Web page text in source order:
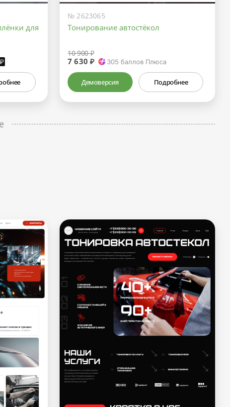
для
₽
№ 2623065
Тонирование автостёкол
10 900 ₽
7 630 ₽ 305 баллов Плюса
Демоверсия Подробнее